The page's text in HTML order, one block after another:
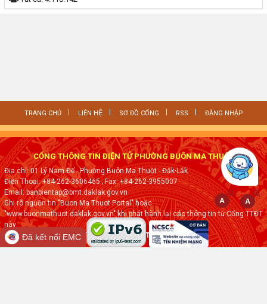
TRANG CHỦ LIÊN HỆ SƠ ĐỒ CỔNG RSS ĐĂNG NHẬP
CỔNG THÔNG TIN ĐIỆN TỬ PHƯỜNG BUÔN MA THUỘT
Địa chỉ: 01 Lý Nam Đế - Phường Buôn Ma Thuột - Đắk·Lắk
Điện Thoại: +84-262-3606465; Fax:+84-262-3955007
Email: banbientap@bmt.daklak.gov.vn
Ghi rõ nguồn tin "Buon Ma Thuot Portal" hoặc
"www.buonmathuot.daklak.gov.vn" khi phát hành lại các thông tin từ Cổng TTĐT
này
Thực hiện bởiVNPT ĐẮK LẮK
Đã kết nối EMC